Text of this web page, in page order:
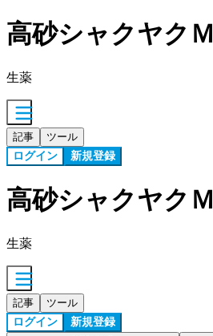
高砂シャクヤクＭ
生薬
記事 ツール
ログイン 新規登録
高砂シャクヤクＭ
生薬
記事 ツール
ログイン 新規登録